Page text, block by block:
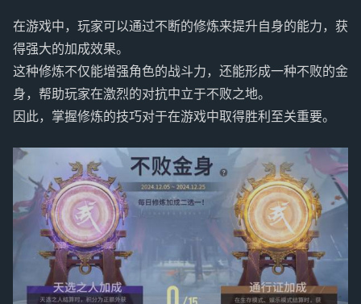
在游戏中，玩家可以通过不断的修炼来提升自身的能力，获
得强大的加成效果。
这种修炼不仅能增强角色的战斗力，还能形成一种不败的金
身，帮助玩家在激烈的对抗中立于不败之地。
因此，掌握修炼的技巧对于在游戏中取得胜利至关重要。